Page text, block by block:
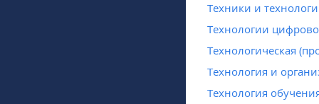
Техники и
Технологии
Технологическая
Технология и
Технология